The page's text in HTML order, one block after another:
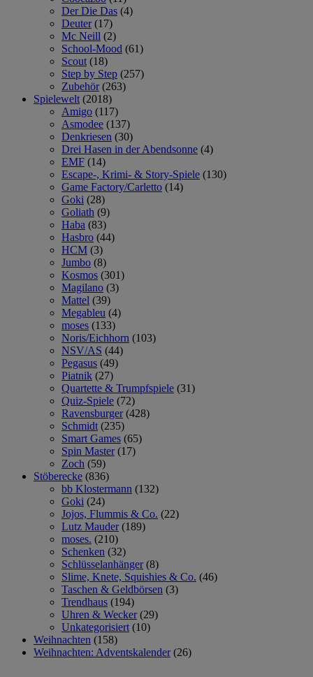
Der Die Das (4)
Deuter (17)
Mc Neill (2)
School-Mood (61)
Scout (18)
Step by Step (257)
Zubehör (263)
Spielewelt (2018)
Amigo (117)
Asmodee (137)
Denkriesen (30)
Drei Hasen in der Abendsonne (4)
EMF (14)
Escape-, Krimi- & Story-Spiele (130)
Game Factory/Carletto (14)
Goki (28)
Goliath (9)
Haba (83)
Hasbro (44)
HCM (3)
Jumbo (8)
Kosmos (301)
Magilano (3)
Mattel (39)
Megableu (4)
moses (133)
Noris/Eichhorn (103)
NSV/AS (44)
Pegasus (49)
Piatnik (27)
Quartette & Trumpfspiele (31)
Quiz-Spiele (72)
Ravensburger (428)
Schmidt (235)
Smart Games (65)
Spin Master (17)
Zoch (59)
Stöberecke (836)
bb Klostermann (132)
Goki (24)
Jojos, Flummis & Co. (22)
Lutz Mauder (189)
moses. (210)
Schenken (32)
Schlüsselanhänger (8)
Slime, Knete, Squishies & Co. (46)
Taschen & Geldbörsen (3)
Trendhaus (194)
Uhren & Wecker (29)
Unkategorisiert (10)
Weihnachten (158)
Weihnachten: Adventskalender (26)